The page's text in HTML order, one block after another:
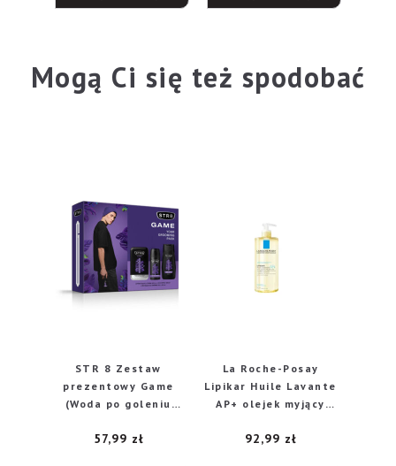
Mogą Ci się też spodobać
STR 8 Zestaw
prezentowy Game
(Woda po goleniu
150ml+Żel pod
57,99 zł
La Roche-Posay
Lipikar Huile Lavante
AP+ olejek myjący
poziom lipidów, 750
92,99 zł